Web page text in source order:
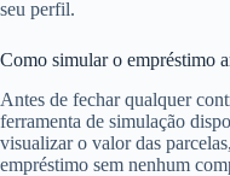
seu perfil.
Como simular o empréstimo
Antes de fechar qualquer
ferramenta de simulação
visualizar o valor das
empréstimo sem nenhum